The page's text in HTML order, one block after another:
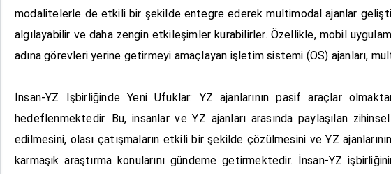
modalitelerle de etkili bir şekilde entegre ederek multimodal ajanlar
algılayabilir ve daha zengin etkileşimler kurabilirler. Özellikle, mobil
adına görevleri yerine getirmeyi amaçlayan işletim sistemi (OS) ajanları,
İnsan-YZ İşbirliğinde Yeni Ufuklar: YZ ajanlarının pasif araçlar
hedeflenmektedir. Bu, insanlar ve YZ ajanları arasında paylaşılan
edilmesini, olası çatışmaların etkili bir şekilde çözülmesini ve YZ
karmaşık araştırma konularını gündeme getirmektedir. İnsan-YZ